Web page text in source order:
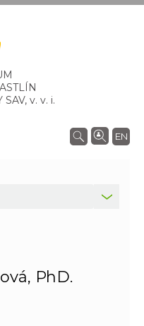
SAV, v. v. i.
EN
PhD.